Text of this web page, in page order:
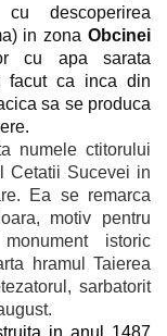
descoperirea
in zona Obcinei
cu apa sarata
facut ca inca din
sa se produca
numele ctitorului
Cetatii Sucevei in
Ea se remarca
motiv pentru
istoric
hramul Taierea
sarbatorit
in anul 1487